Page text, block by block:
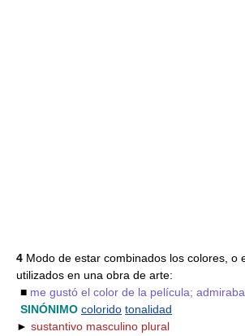
4 Modo de estar combinados los colores, o
utilizados en una obra de arte:
■ me gustó el color de la película;
SINÓNIMO colorido tonalidad
► sustantivo masculino plural